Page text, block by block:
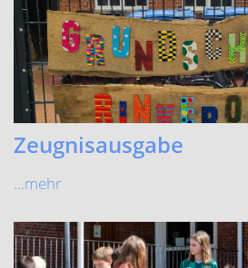
Zeugnisausgabe
...mehr